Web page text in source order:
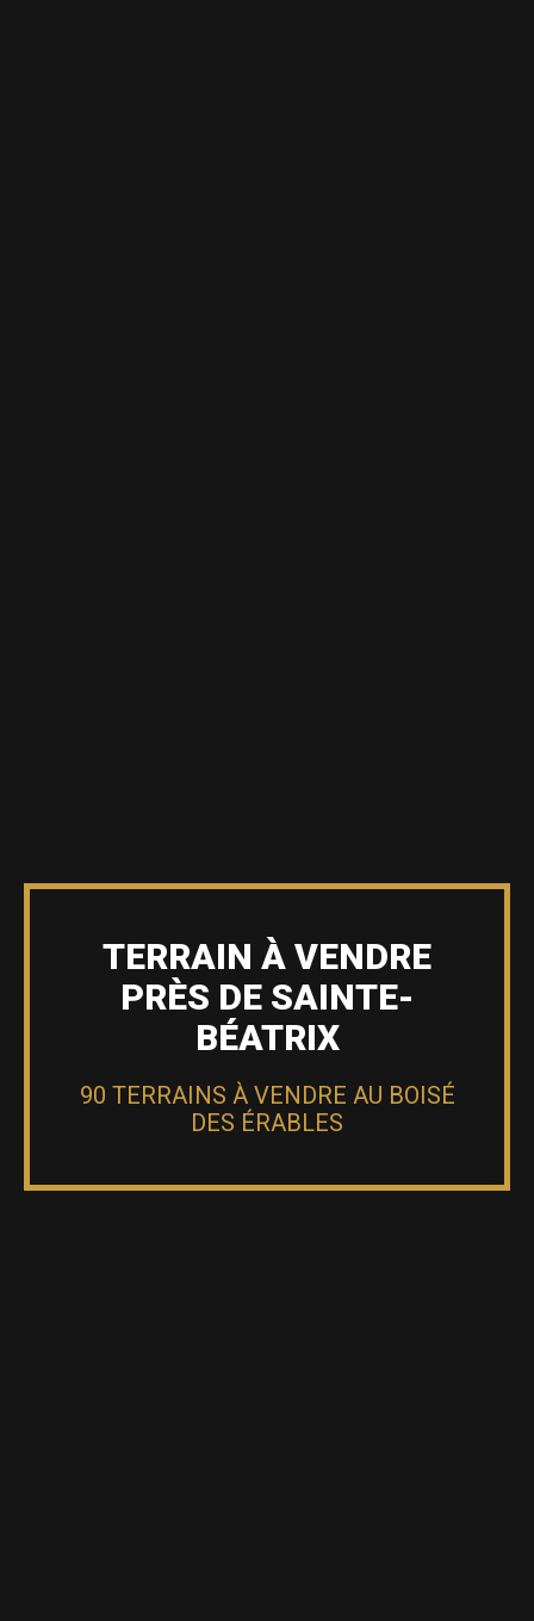
TERRAIN À VENDRE
PRÈS DE SAINTE-
BÉATRIX
90 TERRAINS À VENDRE AU BOISÉ
DES ÉRABLES